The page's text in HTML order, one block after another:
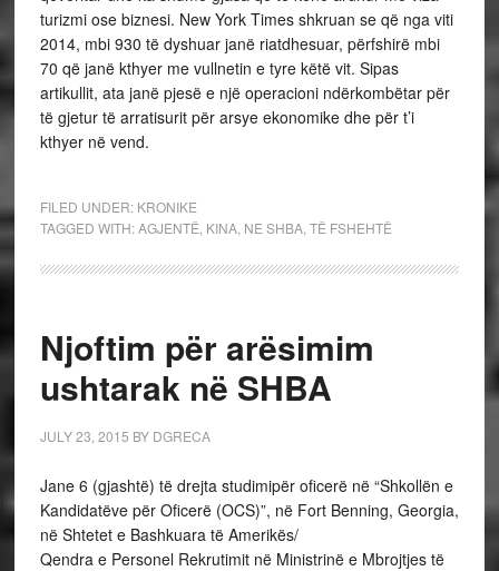
turizmi ose biznesi. New York Times shkruan se që nga viti
2014, mbi 930 të dyshuar janë riatdhesuar, përfshirë mbi
70 që janë kthyer me vullnetin e tyre këtë vit. Sipas
artikullit, ata janë pjesë e një operacioni ndërkombëtar për
të gjetur të arratisurit për arsye ekonomike dhe për t’i
kthyer në vend.
FILED UNDER: KRONIKE
TAGGED WITH:AGJENTË KINA, NE SHBA, TË FSHEHTË
Njoftim për arësimim
ushtarak në SHBA
JULY 23, 2015 BY DGRECA
Jane 6 (gjashtë) të drejta studimipër oficerë në “Shkollën e
Kandidatëve për Oficerë (OCS)”, në Fort Benning, Georgia,
në Shtetet e Bashkuara të Amerikës/
Qendra e Personel Rekrutimit në Ministrinë e Mbrojtjes të